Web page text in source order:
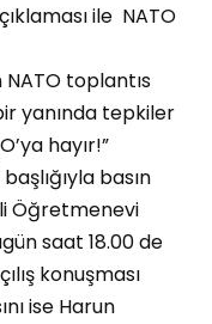
ile NATO
toplantıs
yanında tepkiler
hayır!”
basın
Öğretmenevi
saat 18.00 de
konuşması
ise Harun